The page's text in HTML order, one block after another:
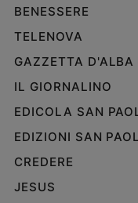
BENESSERE
TELENOVA
GAZZETTA D'ALBA
IL GIORNALINO
EDICOLA SAN
EDIZIONI SAN
CREDERE
JESUS